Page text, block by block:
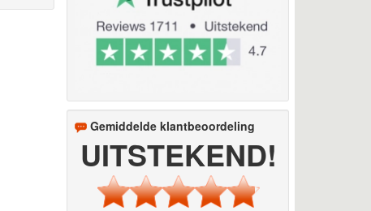
Gemiddelde klantbeoordeling
UITSTEKEND!